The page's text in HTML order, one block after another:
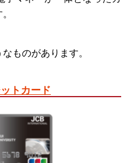
ものがあります。
トカード